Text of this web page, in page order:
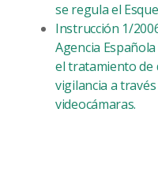
se regula el
Instrucción 1/
Agencia
el tratamiento de
vigilancia a
videocámaras.